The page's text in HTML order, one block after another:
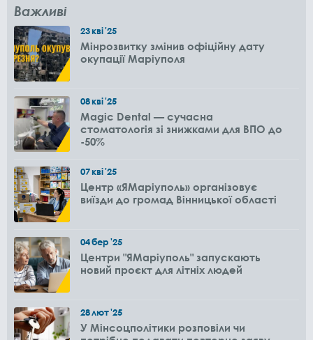
Важливі
23кві'25
Мінрозвитку змінив офіційну дату
окупації Маріуполя
08кві'25
Magic Dental — сучасна
стоматологія зі знижками для ВПО до
-50%
07кві'25
Центр «ЯМаріуполь» організовує
виїзди до громад Вінницької області
04бер'25
Центри "ЯМаріуполь" запускають
новий проєкт для літніх людей
28лют'25
У Мінсоцполітики розповіли чи